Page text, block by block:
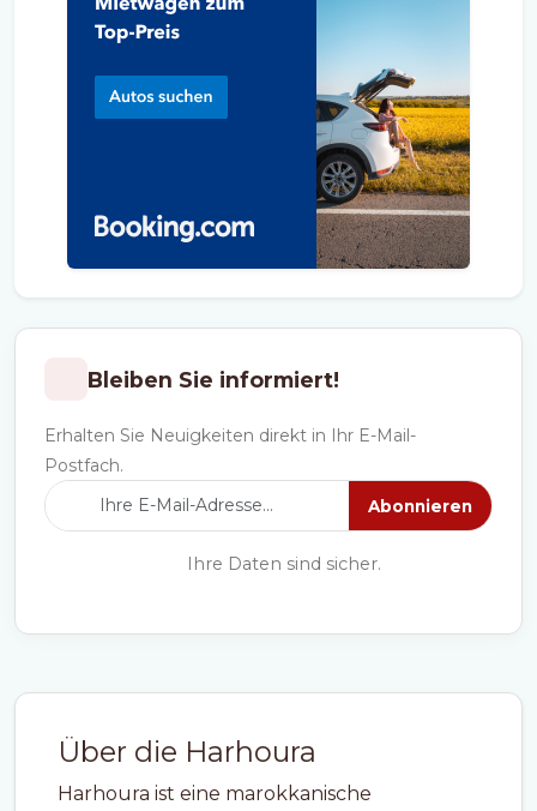
Über die Harhoura
Harhoura ist eine marokkanische
Bleiben Sie informiert!
Erhalten Sie Neuigkeiten direkt in Ihr E-Mail-
Postfach.
Abonnieren
Ihre Daten sind sicher.